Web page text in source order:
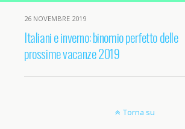
26 NOVEMBRE 2019
Italiani e inverno: binomio perfetto delle
prossime vacanze 2019
Torna su